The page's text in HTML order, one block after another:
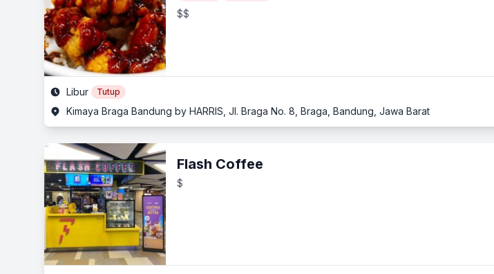
$$
Libur Tutup
Kimaya Braga Bandung by HARRIS, Jl. Braga No. 8, Braga, Bandung, Jawa Barat
Flash Coffee
$